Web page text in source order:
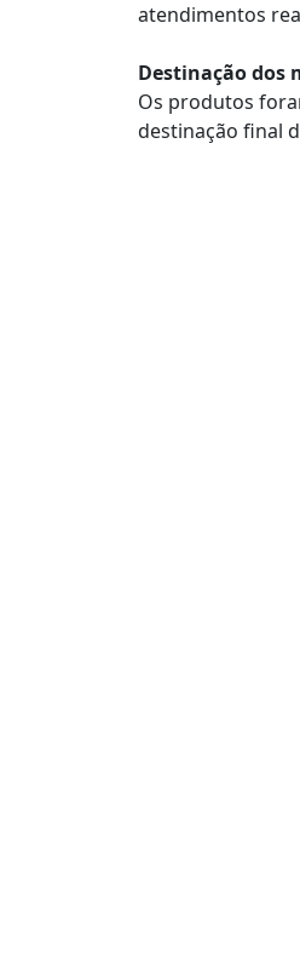
atendimentos
Destinação dos
Os produtos
destinação final